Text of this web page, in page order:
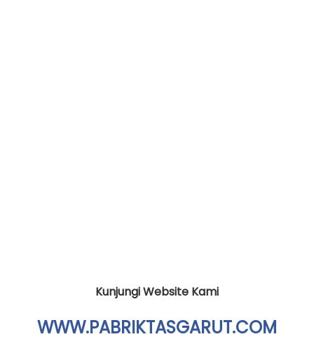
Kunjungi Website Kami
WWW.PABRIKTASGARUT.COM